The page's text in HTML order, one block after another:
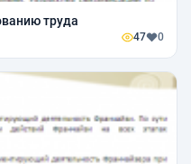
труда
47 0